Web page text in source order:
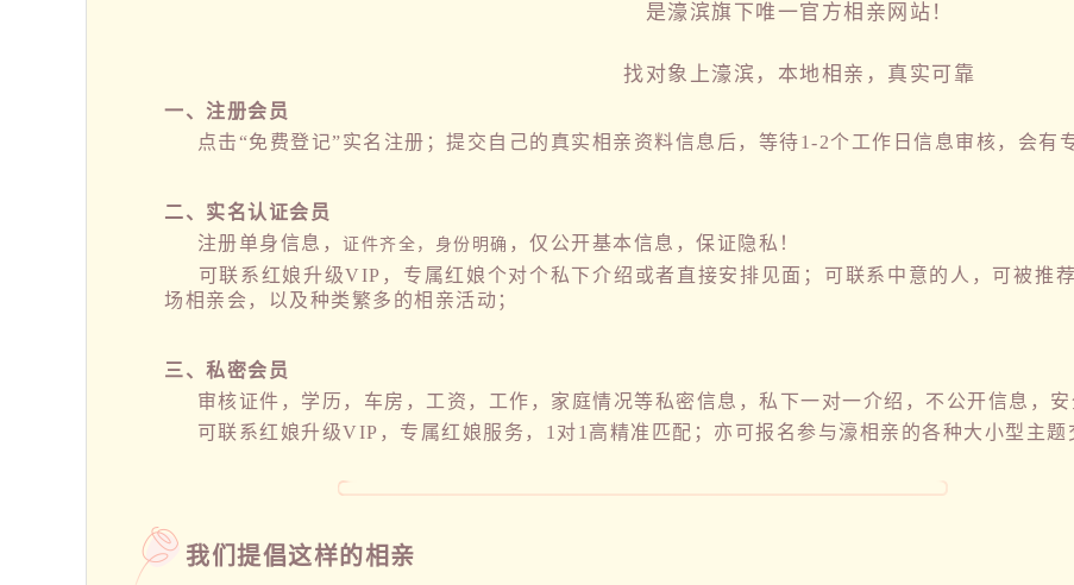
是濠滨旗下唯一官方相亲网站！
找对象上濠滨，本地相亲，真实可靠
一、注册会员
点击“免费登记”实名注册；提交自己的真实相亲资料信息后，等待1-2个工作日信息审核，会有
二、实名认证会员
注册单身信息， 证件齐全，身份明确 ，仅公开基本信息，保证隐私！
可联系红娘升级VIP，专属红娘个对个私下介绍或者直接安排见面；可联系中意的人，可被推
场相亲会，以及种类繁多的相亲活动；
三、私密会员
审核证件，学历，车房，工资，工作，家庭情况等私密信息，私下一对一介绍，不公开信息，安
可联系红娘升级VIP，专属红娘服务，1对1高精准匹配；亦可报名参与濠相亲的各种大小型主题
我们提倡这样的相亲